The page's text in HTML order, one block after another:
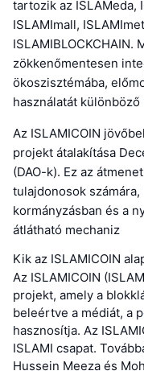
tartozik az ISLAMeda,
ISLAMImall,
zökkenőmentesen
ökoszisztémába,
használatát
Az ISLAMICOIN
projekt átalakítása
(DAO-k). Ez az
tulajdonosok
kormányzásban és a
átlátható mechaniz
Kik az ISLAMICOIN
Az ISLAMICOIN
projekt, amely a
beleértve a médiát, a
hasznosítja. Az
ISLAMI csapat.
Hussein Meeza és